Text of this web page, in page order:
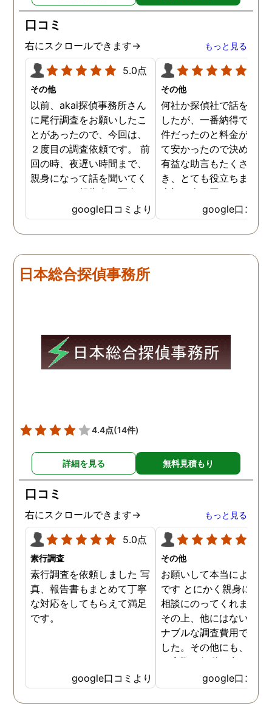
口コミ
右にスクロールできます→ もっと見る
5.0点
その他
以前、akai探偵事務所さん
に尾行調査をお願いしたこ
とがあったので、今回は、
２度目の調査依頼です。 前
回の時、夜遅い時間まで、
親身になって話を聞いてく
れたのと、報告書の写真
が、場所が悪かったのに、
とても鮮明に写っていたの
で、再度、調査をお願いさ
度、自分でも行動パターン
の把握をしていましたが、
ズでした。 とくに、急なお
願いの時に人員を手配して
頂き、ホテルからの証拠を
後の事についてアドバイス
る探偵事務所さんだと、あ
らためて思いました。 事務
所の皆様にお世話になった
ので、クチコミの方書かせ
ていただきます。ありがと
うございました。
google口コミより
その他
何社か探偵社で話を聞き
したが、一番納得できる
件だったのと料金が比較
て安かったので決めまし
有益な助言もたくさん頂
き、とても役立ちました
大切な人が困っていたら
番に紹介したいと思える
偵事務所です
google口コミ
日本総合探偵事務所
4.4点(14件)
詳細を見る 無料見積もり
口コミ
右にスクロールできます→ もっと見る
5.0点
素行調査
素行調査を依頼しました 写
真、報告書もまとめて丁寧
な対応をしてもらえて満足
です。
google口コミより
その他
お願いして本当によかっ
です とにかく親身にな
相談にのってくれました
その上、他にはないリー
ナブルな調査費用で済み
した。その他にも、相談
ら実際に行動に出て頂い
のが、スゴく早く問題を
決していただき、大変助
google口コミ